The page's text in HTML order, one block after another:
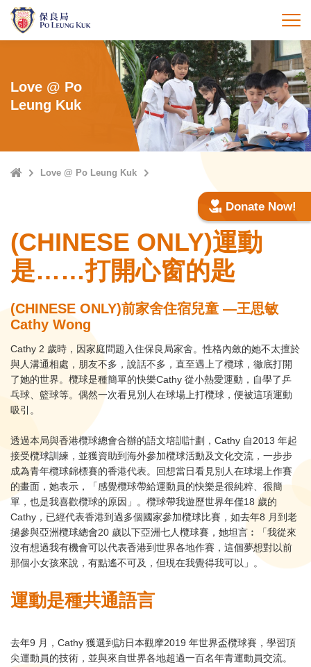
Skip
main
打
Love @ Po
Leung Kuk
HomeLove @ Po Leung Kuk
Donate Now!
(CHINESE ONLY)運動
是……打開心窗的匙
(CHINESE ONLY)前家舍住宿兒童 —王思敏
Cathy Wong
Cathy 2 歲時，因家庭問題入住保良局家舍。性格內斂的她不太擅於
與人溝通相處，朋友不多，說話不多，直至遇上了欖球，徹底打開
了她的世界。欖球是種簡單的快樂Cathy 從小熱愛運動，自學了乒
乓球、籃球等。偶然一次看見別人在球場上打欖球，便被這項運動
吸引。
透過本局與香港欖球總會合辦的語文培訓計劃，Cathy 自2013 年起
接受欖球訓練，並獲資助到海外參加欖球活動及文化交流，一步步
成為青年欖球錦標賽的香港代表。回想當日看見別人在球場上作賽
的畫面，她表示，「感覺欖球帶給運動員的快樂是很純粹、很簡
單，也是我喜歡欖球的原因」。欖球帶我遊歷世界年僅18 歲的
Cathy，已經代表香港到過多個國家參加欖球比賽，如去年8 月到老
撾參與亞洲欖球總會20 歲以下亞洲七人欖球賽，她坦言︰「我從來
沒有想過我有機會可以代表香港到世界各地作賽，這個夢想對以前
那個小女孩來說，有點遙不可及，但現在我覺得我可以」。
運動是種共通語言
去年9 月，Cathy 獲選到訪日本觀摩2019 年世界盃欖球賽，學習頂
尖運動員的技術，並與來自世界各地超過一百名年青運動員交流。